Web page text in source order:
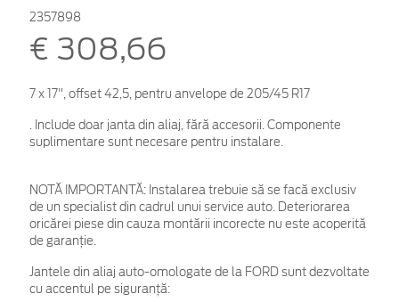
2357898
€ 308,66
7 x 17", offset 42,5, pentru anvelope de 205/45 R17
. Include doar janta din aliaj, fără accesorii. Componente
suplimentare sunt necesare pentru instalare.
NOTĂ IMPORTANTĂ: Instalarea trebuie să se facă exclusiv
de un specialist din cadrul unui service auto. Deteriorarea
oricărei piese din cauza montării incorecte nu este acoperită
de garanţie.
Jantele din aliaj auto-omologate de la FORD sunt dezvoltate
cu accentul pe siguranță: